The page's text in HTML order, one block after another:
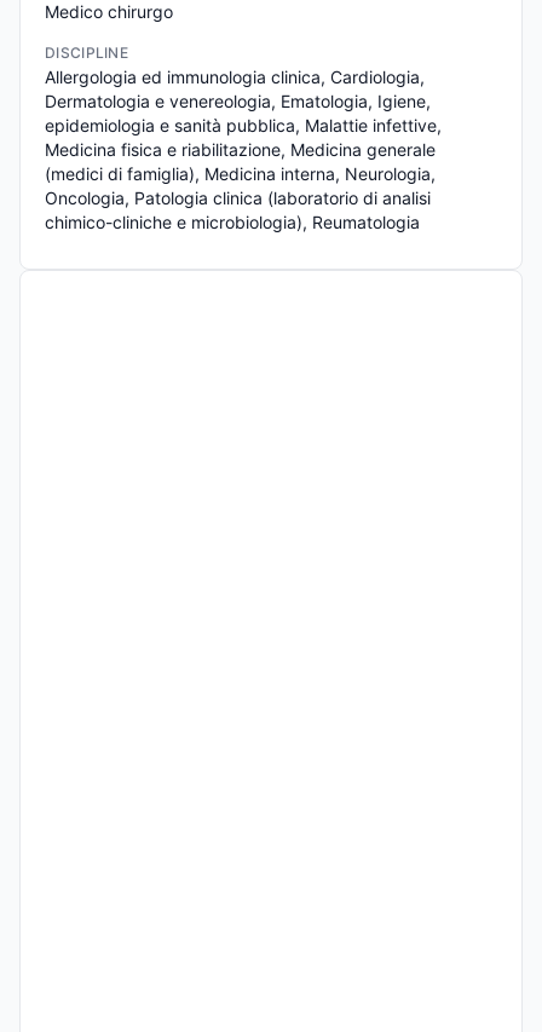
Medico chirurgo
DISCIPLINE
Allergologia ed immunologia clinica, Cardiologia,
Dermatologia e venereologia, Ematologia, Igiene,
epidemiologia e sanità pubblica, Malattie infettive,
Medicina fisica e riabilitazione, Medicina generale
(medici di famiglia), Medicina interna, Neurologia,
Oncologia, Patologia clinica (laboratorio di analisi
chimico-cliniche e microbiologia), Reumatologia